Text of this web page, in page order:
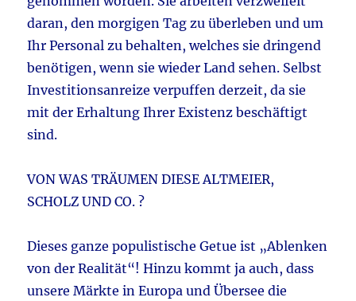
daran, den morgigen Tag zu überleben und um
Ihr Personal zu behalten, welches sie dringend
benötigen, wenn sie wieder Land sehen. Selbst
Investitionsanreize verpuffen derzeit, da sie
mit der Erhaltung Ihrer Existenz beschäftigt
sind.
VON WAS TRÄUMEN DIESE ALTMEIER,
SCHOLZ UND CO. ?
Dieses ganze populistische Getue ist „Ablenken
von der Realität“! Hinzu kommt ja auch, dass
unsere Märkte in Europa und Übersee die